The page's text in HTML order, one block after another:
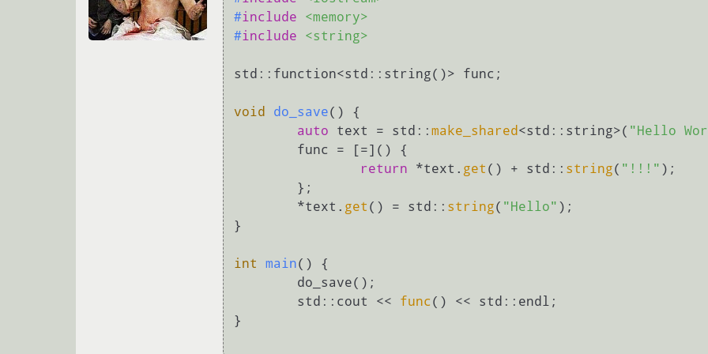
#include
<memory>
#include <string>
std::function<std::string()> func;
void do_save()
{
auto text = std:: make_shared <std::string>( "Hello
return *text. get () + std:: string( "!!!" );
	*text.
get () = std:: string( "Hello" );
}
int main()
{
	std::cout <<
func() << std::endl;
}